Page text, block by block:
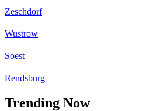
Zeschdorf
Wustrow
Soest
Rendsburg
Trending Now